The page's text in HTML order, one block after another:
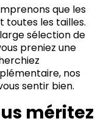
que les
toutes les tailles.
sélection de
preniez une
nos
sentir bien.
méritez